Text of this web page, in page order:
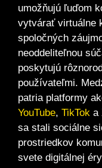
umožňujú ľuďom
vytvárať virtuálne
spoločných
neoddeliteľnou
poskytujú
používateľmi.
patria platformy
YouTube, TikTok a
sa stali sociálne
prostriedkov
svete digitálnej